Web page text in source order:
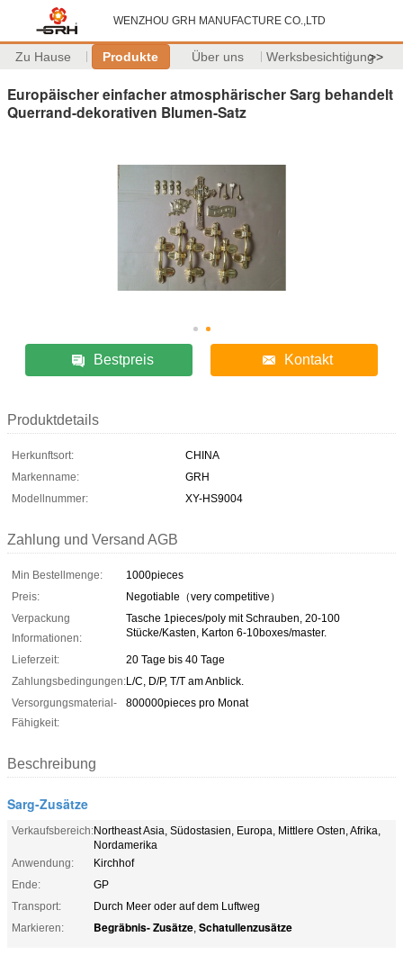
WENZHOU GRH MANUFACTURE CO.,LTD
Zu Hause Produkte Über uns Werksbesichtigung>>
Europäischer einfacher atmosphärischer Sarg behandelt
Querrand-dekorativen Blumen-Satz
Bestpreis Kontakt
Produktdetails
Herkunftsort:
CHINA
Markenname:
GRH
Modellnummer:
XY-HS9004
Zahlung und Versand AGB
Min Bestellmenge:
1000pieces
Preis:
Negotiable（very competitive）
Verpackung
Informationen:
Tasche 1pieces/poly mit Schrauben, 20-100
Stücke/Kasten, Karton 6-10boxes/master.
Lieferzeit:
20 Tage bis 40 Tage
Zahlungsbedingungen:L/C, D/P, T/T am Anblick.
Versorgungsmaterial-
Fähigkeit:
800000pieces pro Monat
Beschreibung
Sarg-Zusätze
Verkaufsbereich:Northeast Asia, Südostasien, Europa, Mittlere Osten, Afrika,
Nordamerika
Anwendung:
Kirchhof
Ende:
GP
Transport:
Durch Meer oder auf dem Luftweg
Markieren:
Begräbnis- Zusätze, Schatullenzusätze